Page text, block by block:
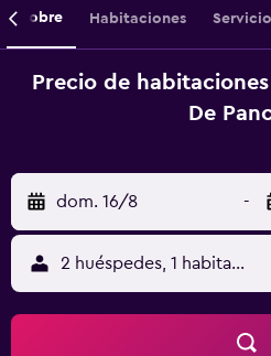
Sobre Habitaciones
Precio de
De
dom. 16/8 -
2 huéspedes, 1 habitación